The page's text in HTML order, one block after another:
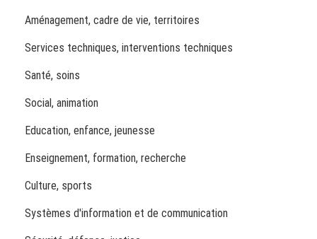
Aménagement, cadre de vie, territoires
Services techniques, interventions techniques
Santé, soins
Social, animation
Education, enfance, jeunesse
Enseignement, formation, recherche
Culture, sports
Systèmes d'information et de communication